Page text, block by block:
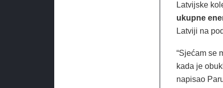
Latvijske
ukupne
Latviji na
“Sjećam se
kada je
napisao